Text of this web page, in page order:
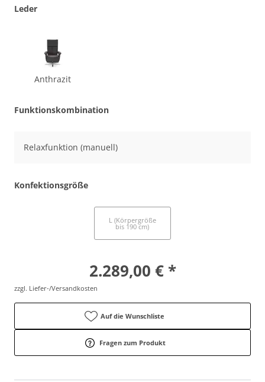
Leder
Anthrazit
Funktionskombination
Relaxfunktion (manuell)
Konfektionsgröße
L (Körpergröße
bis 190 cm)
2.289,00 € *
zzgl. Liefer-/Versandkosten
Auf die Wunschliste
Fragen zum Produkt